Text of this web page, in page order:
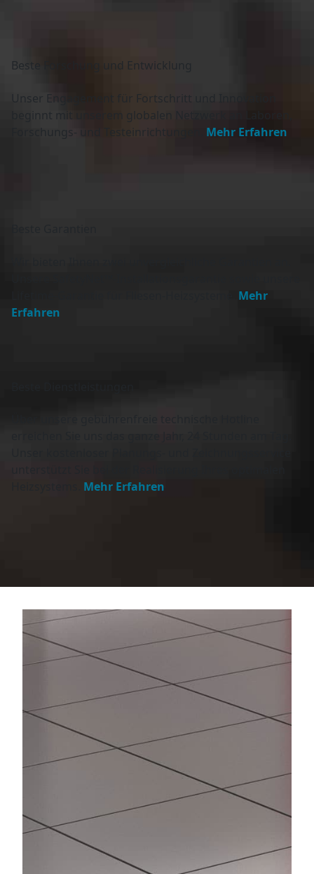
Beste Forschung und Entwicklung
Unser Engagement für Fortschritt und Innovation
beginnt mit unserem globalen Netzwerk an Laboren,
Forschungs- und Testeinrichtungen. Mehr Erfahren
Mehr
Erfahren
Mehr Erfahren